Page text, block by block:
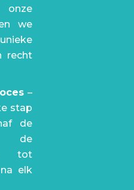
we
recht
–
stap
de
de
tot
elk